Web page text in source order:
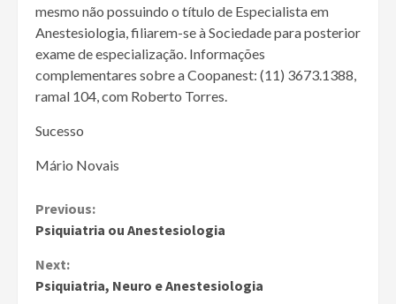
mesmo não possuindo o título de Especialista em
Anestesiologia, filiarem-se à Sociedade para posterior
exame de especialização. Informações
complementares sobre a Coopanest: (11) 3673.1388,
ramal 104, com Roberto Torres.
Sucesso
Mário Novais
Continue
Reading
Previous:
Psiquiatria ou Anestesiologia
Next:
Psiquiatria, Neuro e Anestesiologia